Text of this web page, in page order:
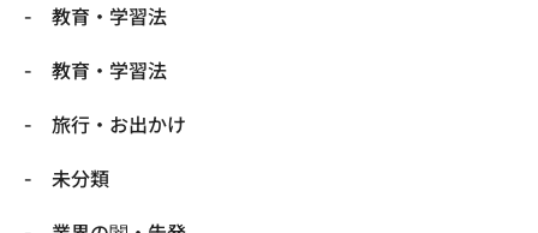
教育・学習法
教育・学習法
旅行・お出かけ
未分類